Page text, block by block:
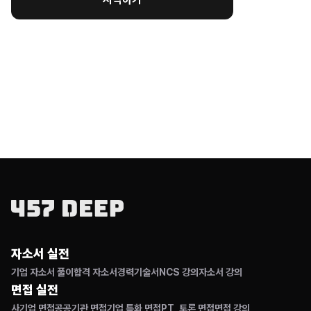
자소서 실전
기업 자소서 풀이 합격 자소서경력기술서 NCS 강의자소서 강의
면접 실전
사기업 면접공공기관 면접기업 특화 면접 PT, 토론 면접면접 강의